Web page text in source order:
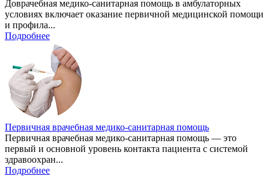
Доврачебная медико-санитарная помощь в амбулаторных
условиях включает оказание первичной медицинской помощи
и профила...
Подробнее
Первичная врачебная медико-санитарная помощь
Первичная врачебная медико-санитарная помощь — это
первый и основной уровень контакта пациента с системой
здравоохран...
Подробнее